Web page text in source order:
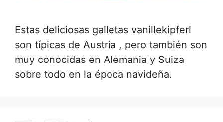
Estas deliciosas galletas vanillekipferl
son típicas de Austria , pero también son
muy conocidas en Alemania y Suiza
sobre todo en la época navideña.